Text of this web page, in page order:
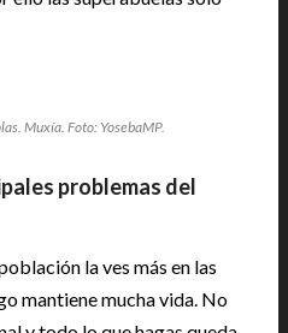
Muxía. Foto: YosebaMP.
problemas del
la ves más en las
mantiene mucha vida. No